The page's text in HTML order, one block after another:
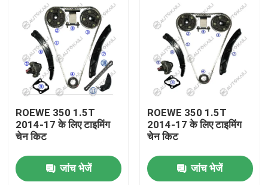
विडियो
हमारे बारे में
कारखाने का दौरा
गुणवत्ता नियंत्रण
हमसे संपर्क करें
ROEWE 350 1.5T
2014-17 के लिए टाइमिंग
चेन किट
जांच भेजें
ROEWE 350 1.5T
2014-17 के लिए टाइमिंग
चेन किट
जांच भेजें